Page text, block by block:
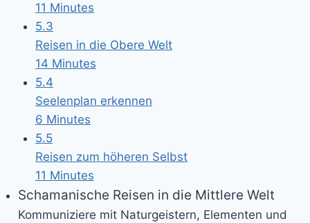
11 Minutes
5.3
Reisen in die Obere Welt
14 Minutes
5.4
Seelenplan erkennen
6 Minutes
5.5
Reisen zum höheren Selbst
11 Minutes
Schamanische Reisen in die Mittlere Welt
Kommuniziere mit Naturgeistern, Elementen und